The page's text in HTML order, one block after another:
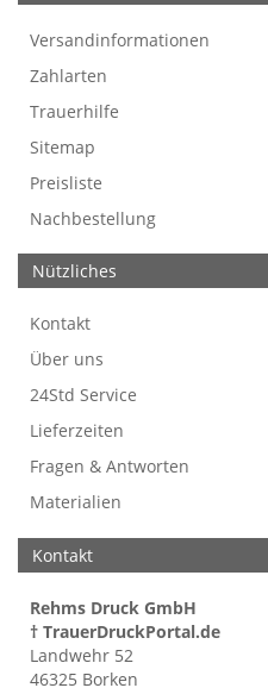
Versandinformationen
Zahlarten
Trauerhilfe
Sitemap
Preisliste
Nachbestellung
Werbefreie Trauerkarten
Tipps
So bestellen Sie
Preise und Muster
Texte für Trauerkarten
Texte für Kondolenzkarten
Nützliches
Kontakt
Über uns
24Std Service
Lieferzeiten
Fragen & Antworten
Materialien
Kontakt
Rehms Druck GmbH
† TrauerDruckPortal.de
Landwehr 52
46325 Borken